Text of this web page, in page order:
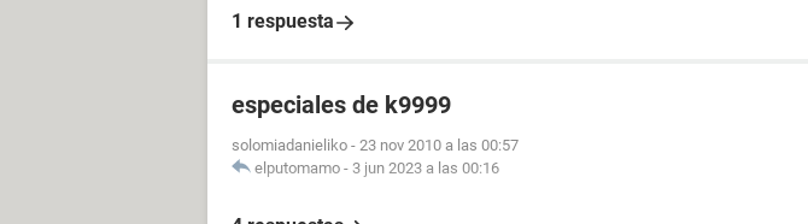
1 respuesta
especiales de k9999
solomiadanieliko - 23 nov 2010 a las 00:57
elputomamo - 3 jun 2023 a las 00:16